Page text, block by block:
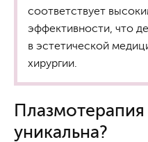
соответствует
эффективности, что
в эстетической
хирургии.
уникальна?